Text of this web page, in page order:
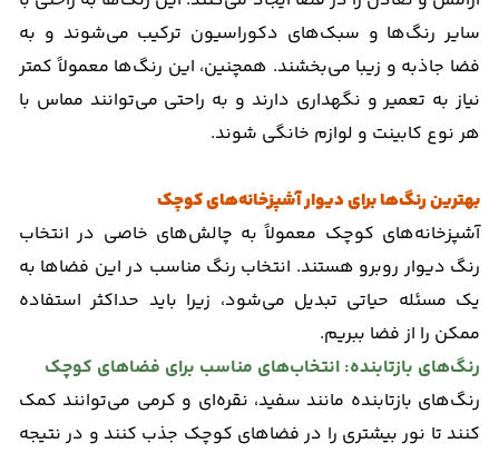
سایر رنگ‌ها و سبک‌های دکوراسیون ترکیب می‌شوند و به
فضا جاذبه و زیبا می‌بخشند. همچنین، این رنگ‌ها معمولاً کمتر
نیاز به تعمیر و نگهداری دارند و به راحتی می‌توانند مماس با
هر نوع کابینت و لوازم خانگی شوند.
بهترین رنگ‌ها برای دیوار آشپزخانه‌های کوچک
آشپزخانه‌های کوچک معمولاً به چالش‌های خاصی در انتخاب
رنگ دیوار روبرو هستند. انتخاب رنگ مناسب در این فضاها به
یک مسئله حیاتی تبدیل می‌شود، زیرا باید حداکثر استفاده
ممکن را از فضا ببریم.
رنگ‌های بازتابنده: انتخاب‌های مناسب برای فضاهای کوچک
رنگ‌های بازتابنده مانند سفید، نقره‌ای و کرمی می‌توانند کمک
کنند تا نور بیشتری را در فضاهای کوچک جذب کنند و در نتیجه